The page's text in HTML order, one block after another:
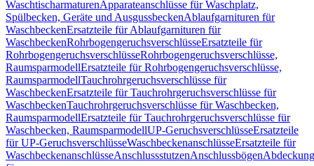
WaschtischarmaturenApparateanschlüsse für Waschplatz,
Spülbecken, Geräte und AusgussbeckenAblaufgarnituren für
WaschbeckenErsatzteile für Ablaufgarnituren für
WaschbeckenRohrbogengeruchsverschlüsseErsatzteile für
RohrbogengeruchsverschlüsseRohrbogengeruchsverschlüsse,
RaumsparmodellErsatzteile für Rohrbogengeruchsverschlüsse,
RaumsparmodellTauchrohrgeruchsverschlüsse für
WaschbeckenErsatzteile für Tauchrohrgeruchsverschlüsse für
WaschbeckenTauchrohrgeruchsverschlüsse für Waschbecken,
RaumsparmodellErsatzteile für Tauchrohrgeruchsverschlüsse für
Waschbecken, RaumsparmodellUP-GeruchsverschlüsseErsatzteile
für UP-GeruchsverschlüsseWaschbeckenanschlüsseErsatzteile für
WaschbeckenanschlüsseAnschlussstutzenAnschlussbögen